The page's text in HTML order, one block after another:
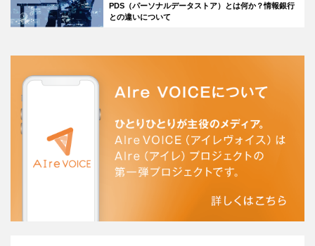
PDS（パーソナルデータストア）とは何か？情報銀行
との違いについて